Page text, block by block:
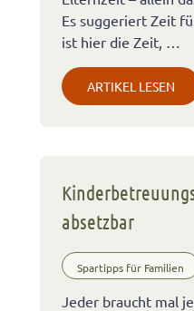
Es suggeriert Zeit
ist hier die Zeit, …
ARTIKEL LESEN
absetzbar
Spartipps für Familien
Jeder braucht mal